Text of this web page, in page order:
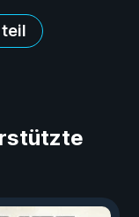
teil